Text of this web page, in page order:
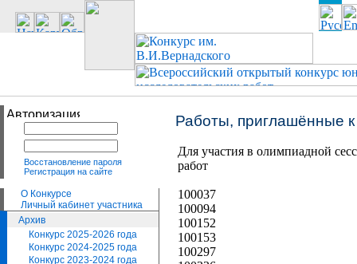
Восстановление пароля
Регистрация на сайте
О Конкурсе
Личный кабинет участника
Архив
Конкурс 2025-2026 года
Конкурс 2024-2025 года
Конкурс 2023-2024 года
Работы, приглашённые
Для участия в олимпиадной
работ
100037
100094
100152
100153
100297